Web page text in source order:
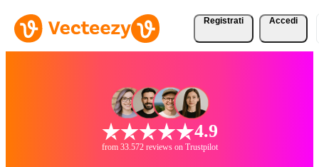
Registrati Accedi
4.9
from 33.572 reviews on Trustpilot